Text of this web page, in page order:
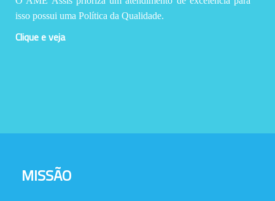
isso possui uma Política da Qualidade.
Clique e veja
MISSÃO